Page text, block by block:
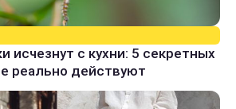
исчезнут с кухни: 5 секретных
реально действуют